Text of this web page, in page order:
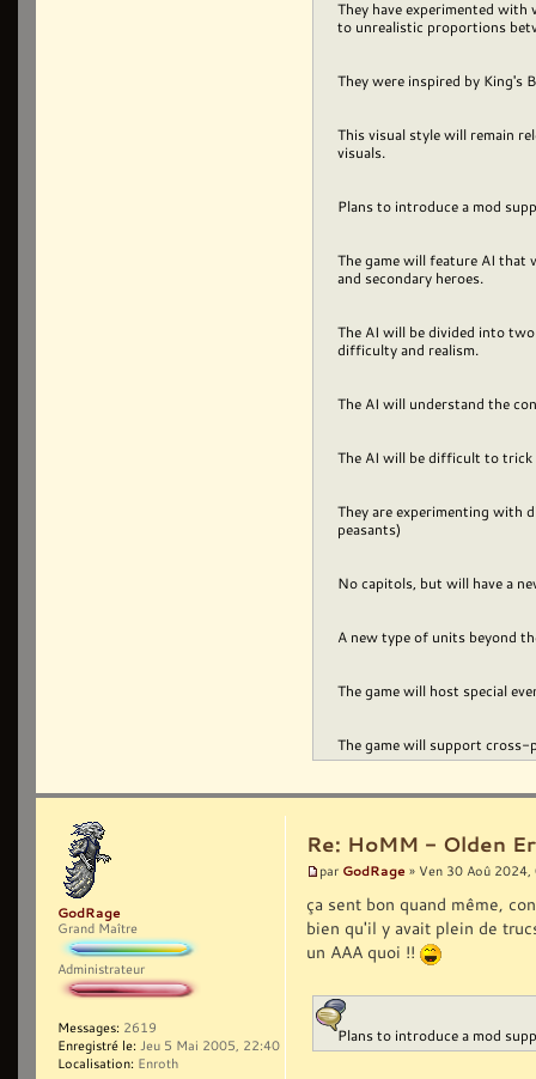
They have experimented
to unrealistic proportions
They were inspired by King's
This visual style will remain
visuals.
Plans to introduce a mod
The game will feature AI that
and secondary heroes.
The AI will be divided into
difficulty and realism.
The AI will understand the
The AI will be difficult to
They are experimenting with
peasants)
No capitols, but will have a
A new type of units beyond
The game will host special
The game will support cross-
Re: HoMM - Olden
par GodRage » Ven 30 Aoû
ça sent bon quand même,
bien qu'il y avait plein de
un AAA quoi !!
Plans to introduce a mod
GodRage
Grand Maître
Administrateur
Messages: 2619
Enregistré le: Jeu 5 Mai 2005, 22:40
Localisation: Enroth